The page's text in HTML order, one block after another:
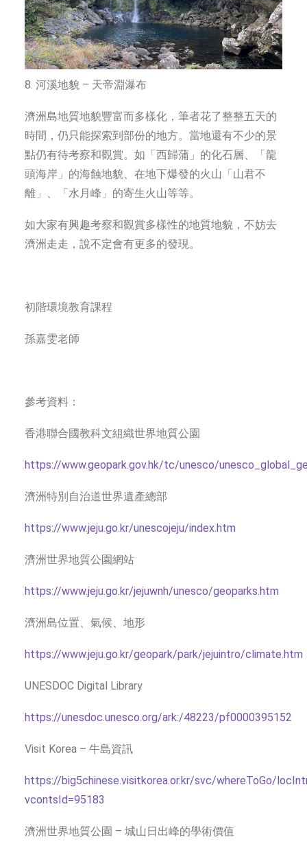
8. 河溪地貌 – 天帝淵瀑布
濟洲島地質地貌豐富而多樣化，筆者花了整整五天的
時間，仍只能探索到部份的地方。當地還有不少的景
點仍有待考察和觀賞。如「西歸蒲」的化石層、「龍
頭海岸」的海蝕地貌、在地下爆發的火山「山君不
離」、「水月峰」的寄生火山等等。
如大家有興趣考察和觀賞多樣性的地質地貌，不妨去
濟洲走走，說不定會有更多的發現。
初階環境教育課程
孫嘉雯老師
參考資料：
香港聯合國教科文組織世界地質公園
https://www.geopark.gov.hk/tc/unesco/
濟洲特別自治道世界遺產總部
https://www.jeju.go.kr/unescojeju/index.htm
濟洲世界地質公園網站
https://www.jeju.go.kr/jejuwnh/unesco/geoparks.htm
濟洲島位置、氣候、地形
https://www.jeju.go.kr/geopark/park/jejuintro/climate.htm
UNESDOC Digital Library
https://unesdoc.unesco.org/ark:/48223/pf0000395152
Visit Korea – 牛島資訊
https://big5chinese.visitkorea.or.kr/svc/whereToGo/
vcontsId=95183
濟洲世界地質公園 – 城山日出峰的學術價值